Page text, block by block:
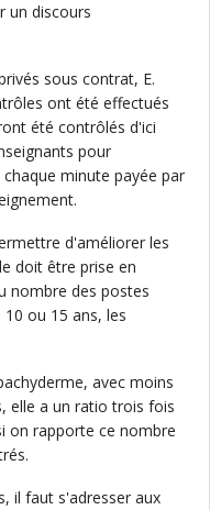
un discours
sous contrat, E.
ont été effectués
été contrôlés d'ici
pour
minute payée par
d'améliorer les
doit être prise en
nombre des postes
ou 15 ans, les
avec moins
elle a un ratio trois fois
on rapporte ce nombre
il faut s'adresser aux